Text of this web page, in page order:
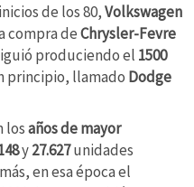
de los 80,Volkswagen
compra deChrysler-Fevre
produciendo el 1500
principio, llamado Dodge
losaños de mayor
y27.627unidades
en esa época el